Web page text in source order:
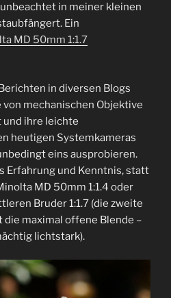
in meiner kleinen
Ein
MD 50mm 1:1.7
in diversen Blogs
von mechanischen Objektive
und ihre leichte
heutigen Systemkameras
eins ausprobieren.
Erfahrung und Kenntnis, statt
MD 50mm 1:1.4 oder
Bruder 1:1.7 (die zweite
die maximal offene Blende –
lichtstark).